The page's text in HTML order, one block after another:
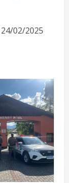
24/02/2025